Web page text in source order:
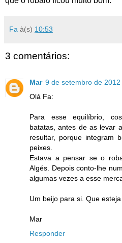
Fa à(s) 10:53
3 comentários:
Mar 9 de setembro de 2012
Olá Fa:
Para esse equilíbrio,
batatas, antes de as levar
resultar, porque integram
peixes.
Estava a pensar se o
Algés. Depois conto-lhe
algumas vezes a esse
Um beijo para si. Que esteja
Mar
Responder